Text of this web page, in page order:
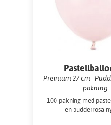
Premium 27 cm -
pakning
100-pakning med
en pudderrosa